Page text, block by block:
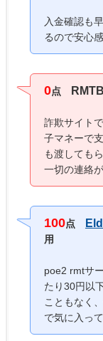
入金確認も
るので安心
0点
詐欺サイト
子マネーで
も渡しても
一切の連絡
100点
用
poe2 rmtサ
たり30円以
こともなく
で気に入って